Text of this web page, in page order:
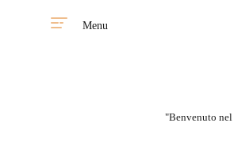
Menu
"Benvenuto nel